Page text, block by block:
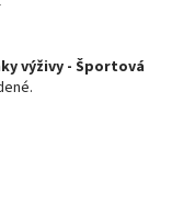
výživy - Športová